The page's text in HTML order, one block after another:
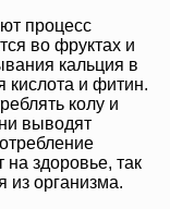
процесс
во фруктах и
кальция в
кислота и фитин.
колу и
выводят
здоровье, так
из организма.